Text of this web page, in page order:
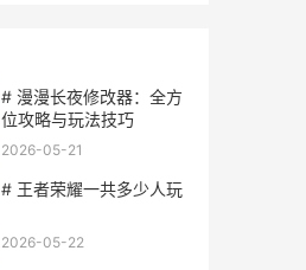
# 漫漫长夜修改器：全方
位攻略与玩法技巧
2026-05-21
# 王者荣耀一共多少人玩
2026-05-22